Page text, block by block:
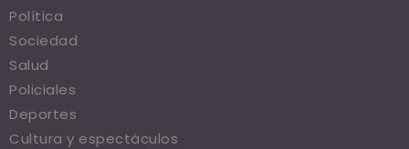
Política
Sociedad
Salud
Policiales
Deportes
Cultura y espectáculos